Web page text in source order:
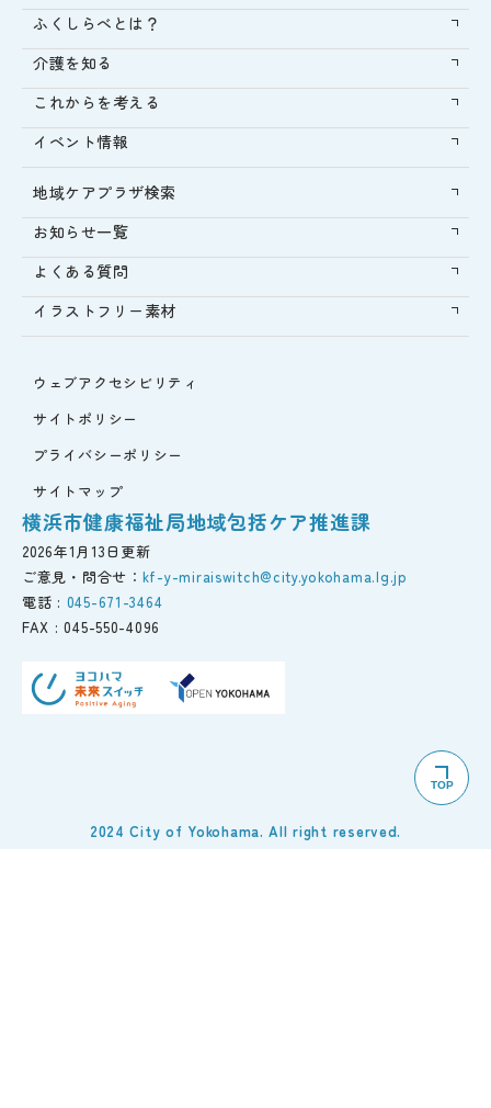
ふくしらべとは？
介護を知る
これからを考える
イベント情報
地域ケアプラザ検索
お知らせ一覧
よくある質問
イラストフリー素材
ウェブアクセシビリティ
サイトポリシー
プライバシーポリシー
サイトマップ
横浜市健康福祉局地域包括ケア推進課
2026年1月13日更新
ご意見・問合せ： kf-y-miraiswitch@city.yokohama.lg.jp
電話 : 045-671-3464
FAX : 045-550-4096
TOP
2024 City of Yokohama. All right reserved.